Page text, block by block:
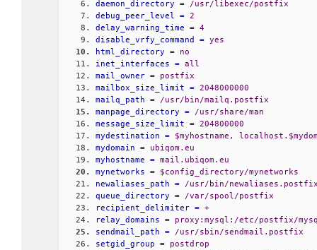
daemon_directory
= /usr/libexec/postfix
debug_peer_level
= 2
delay_warning_time
= 4
disable_vrfy_command
= yes
html_directory
= no
inet_interfaces
= all
mail_owner = postfix
mailbox_size_limit
= 2048000000
mailq_path
= /usr/bin/mailq.postfix
manpage_directory
= /usr/share/man
message_size_limit
= 204800000
mydestination
= $myhostname,
mydomain
= ubiqom.eu
myhostname
= mail.ubiqom.eu
mynetworks
= $config_directory/mynetworks
newaliases_path
= /usr/bin/
queue_directory
= /var/spool/postfix
recipient_delimiter = +
relay_domains
= proxy:mysql:/etc/postfix/
sendmail_path
= /usr/sbin/sendmail.postfix
setgid_group
= postdrop